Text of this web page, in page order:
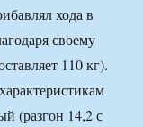
хода в
своему
110 кг).
(разгон 14,2 с